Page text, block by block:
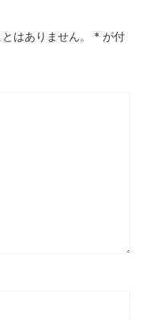
はありません。 * が付